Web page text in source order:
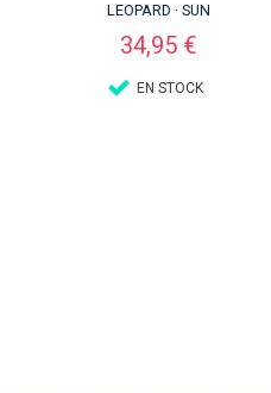
LEOPARD · SUN
Precio
34,95 €
EN STOCK